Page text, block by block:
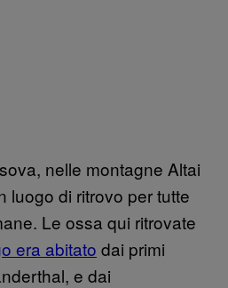
nelle montagne Altai
luogo di ritrovo per tutte
Le ossa qui ritrovate
era abitato dai primi
e dai